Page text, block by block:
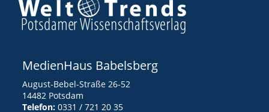
MedienHaus Babelsberg
August-Bebel-Straße 26-52
14482 Potsdam
Telefon: 0331 / 721 20 35